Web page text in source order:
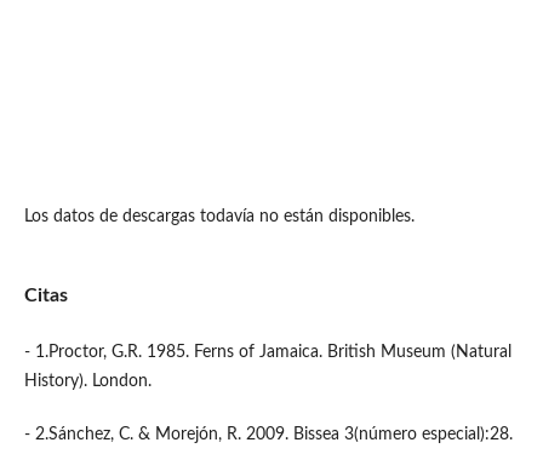
Los datos de descargas todavía no están disponibles.
Citas
- 1.Proctor, G.R. 1985. Ferns of Jamaica. British Museum (Natural
History). London.
- 2.Sánchez, C. & Morejón, R. 2009. Bissea 3(número especial):28.